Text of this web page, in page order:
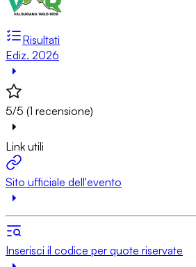
Risultati
Ediz. 2026
5/5 (1 recensione)
Link utili
Sito ufficiale dell'evento
Inserisci il codice per quote riservate